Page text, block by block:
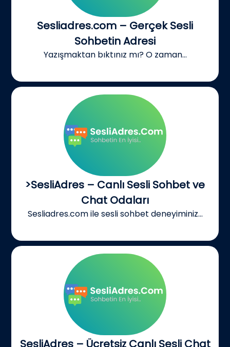
Sesliadres.com – Gerçek Sesli
Sohbetin Adresi
Yazışmaktan bıktınız mı? O zaman...
>SesliAdres – Canlı Sesli Sohbet ve
Chat Odaları
Sesliadres.com ile sesli sohbet deneyiminiz...
SesliAdres – Ücretsiz Canlı Sesli Chat